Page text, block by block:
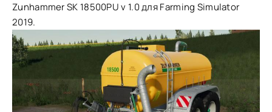
Zunhammer SK 18500PU v 1.0 для Farming Simulator
2019.